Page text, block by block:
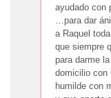
ayudado con
…para dar
a Raquel
que siempre
para darme
domicilio con
humilde con